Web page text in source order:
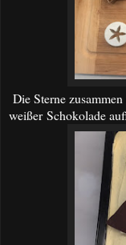
Die Sterne
weißer Schokolade